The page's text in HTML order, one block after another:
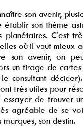
son avenir,
son thème
planétaires. C'est
où il vaut mieux
son avenir, on
un tirage de
consultant
très utiles pour
essayer de trouver
agréable de se
marques, son destin.